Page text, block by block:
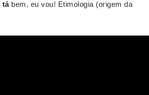
tábem, eu vou! Etimologia (origem da